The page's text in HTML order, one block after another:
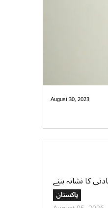
August 30, 2023
کا نشانہ بننے
کی بچی دم توڑ
محلے دار نکلا
پاکستان